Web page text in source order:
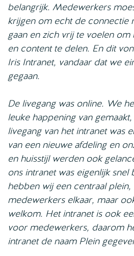
belangrijk. Medewerkers
krijgen om echt de connectie
gaan en zich vrij te voelen
en content te delen. En dit
Iris Intranet, vandaar dat we
gegaan.
De livegang was online. We
leuke happening van
livegang van het intranet was
van een nieuwe afdeling en
en huisstijl werden ook
ons intranet was eigenlijk
hebben wij een centraal
medewerkers elkaar, maar
welkom. Het intranet is ook
voor medewerkers, daarom
intranet de naam Plein